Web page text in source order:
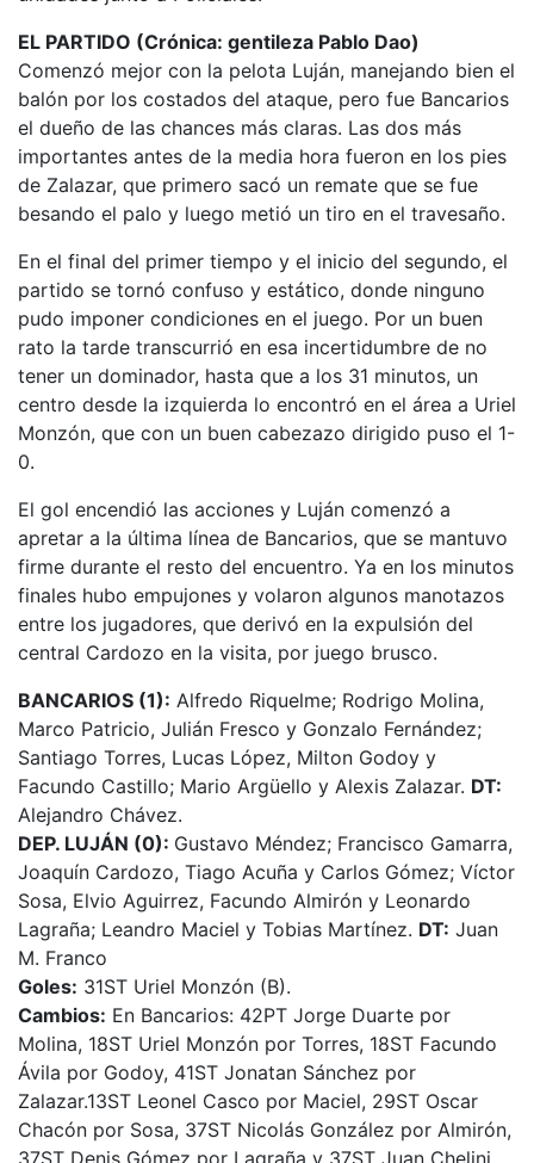
EL PARTIDO (Crónica: gentileza Pablo Dao)
Comenzó mejor con la pelota Luján, manejando bien el
balón por los costados del ataque, pero fue Bancarios
el dueño de las chances más claras. Las dos más
importantes antes de la media hora fueron en los pies
de Zalazar, que primero sacó un remate que se fue
besando el palo y luego metió un tiro en el travesaño.
En el final del primer tiempo y el inicio del segundo, el
partido se tornó confuso y estático, donde ninguno
pudo imponer condiciones en el juego. Por un buen
rato la tarde transcurrió en esa incertidumbre de no
tener un dominador, hasta que a los 31 minutos, un
centro desde la izquierda lo encontró en el área a Uriel
Monzón, que con un buen cabezazo dirigido puso el 1-
0.
El gol encendió las acciones y Luján comenzó a
apretar a la última línea de Bancarios, que se mantuvo
firme durante el resto del encuentro. Ya en los minutos
finales hubo empujones y volaron algunos manotazos
entre los jugadores, que derivó en la expulsión del
central Cardozo en la visita, por juego brusco.
BANCARIOS (1): Alfredo Riquelme; Rodrigo Molina,
Marco Patricio, Julián Fresco y Gonzalo Fernández;
Santiago Torres, Lucas López, Milton Godoy y
Facundo Castillo; Mario Argüello y Alexis Zalazar. DT:
Alejandro Chávez.
DEP. LUJÁN (0): Gustavo Méndez; Francisco Gamarra,
Joaquín Cardozo, Tiago Acuña y Carlos Gómez; Víctor
Sosa, Elvio Aguirrez, Facundo Almirón y Leonardo
Lagraña; Leandro Maciel y Tobias Martínez. DT: Juan
M. Franco
Goles: 31ST Uriel Monzón (B).
Cambios: En Bancarios: 42PT Jorge Duarte por
Molina, 18ST Uriel Monzón por Torres, 18ST Facundo
Ávila por Godoy, 41ST Jonatan Sánchez por
Zalazar.13ST Leonel Casco por Maciel, 29ST Oscar
Chacón por Sosa, 37ST Nicolás González por Almirón,
37ST Denis Gómez por Lagraña y 37ST Juan Chelini